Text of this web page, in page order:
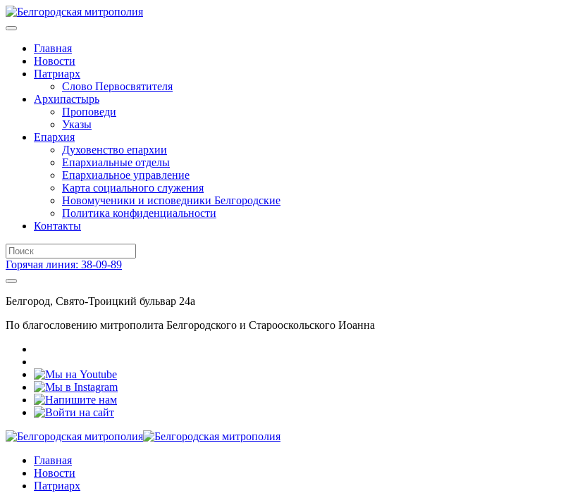
Главная
Новости
Патриарх
Слово Первосвятителя
Архипастырь
Проповеди
Указы
Епархия
Духовенство епархии
Епархиальные отделы
Епархиальное управление
Карта социального служения
Новомученики и исповедники Белгородские
Политика конфиденциальности
Контакты
Горячая линия: 38-09-89
Белгород, Свято-Троицкий бульвар 24а
По благословению митрополита Белгородского и Старооскольского Иоанна
Главная
Новости
Патриарх